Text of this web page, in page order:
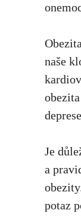
naše
Je
a⁣
potaz